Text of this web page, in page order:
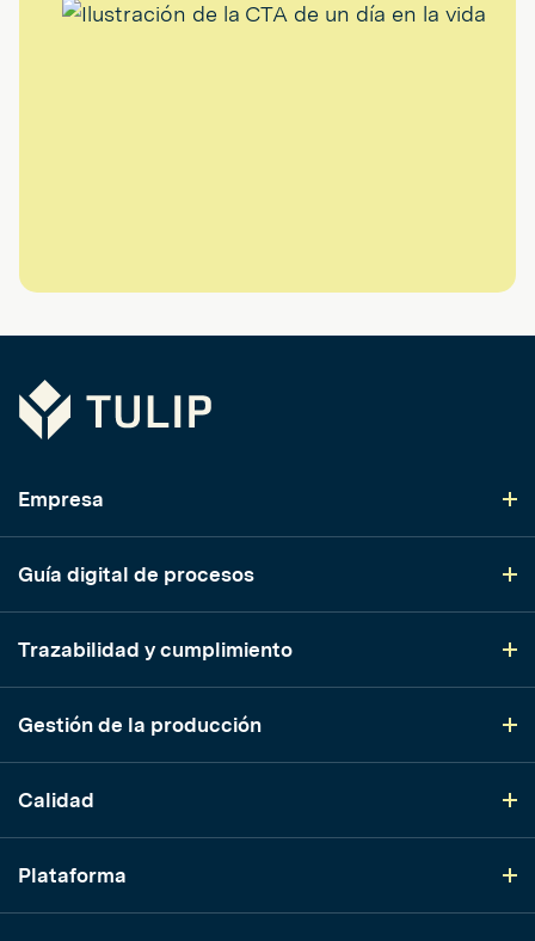
Tulip
Empresa
Guía digital de procesos
Trazabilidad y cumplimiento
Gestión de la producción
Calidad
Plataforma